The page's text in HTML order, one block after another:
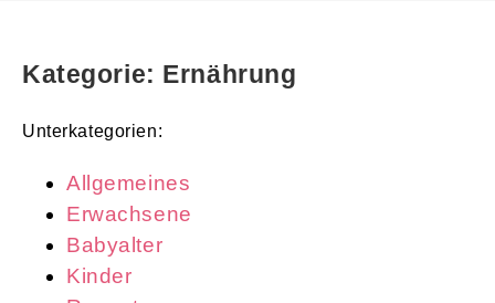
Kategorie: Ernährung
Unterkategorien:
Allgemeines
Erwachsene
Babyalter
Kinder